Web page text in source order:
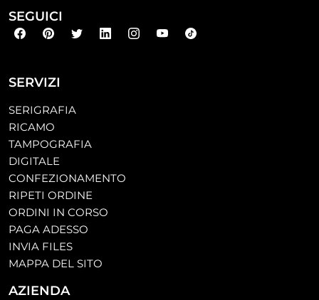
SERVIZI
SERIGRAFIA
RICAMO
TAMPOGRAFIA
DIGITALE
CONFEZIONAMENTO
RIPETI ORDINE
ORDINI IN CORSO
PAGA ADESSO
INVIA FILES
MAPPA DEL SITO
AZIENDA
SEGUICI